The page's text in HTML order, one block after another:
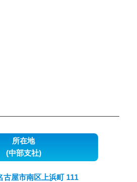
所在地
(中部支社)
古屋市南区上浜町 111